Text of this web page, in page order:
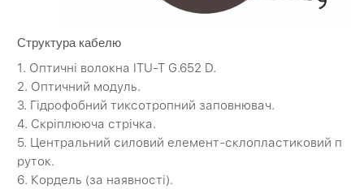
Структура кабелю
1. Оптичні волокна ITU-T G.652 D.
2. Оптичний модуль.
3. Гідрофобний тиксотропний заповнювач.
4. Скріплююча стрічка.
5. Центральний силовий елемент-склопластиковий п
руток.
6. Кордель (за наявності).